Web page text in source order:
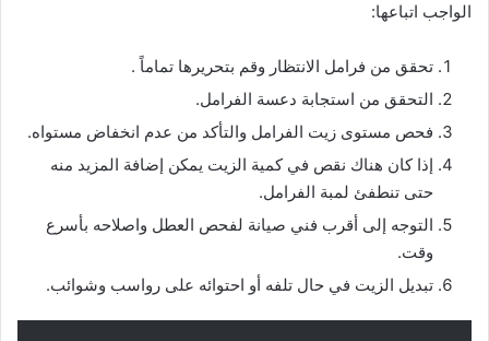
الواجب اتباعها:
تحقق من فرامل الانتظار وقم بتحريرها تماماً .
التحقق من استجابة دعسة الفرامل.
فحص مستوى زيت الفرامل والتأكد من عدم انخفاض مستواه.
إذا كان هناك نقص في كمية الزيت يمكن إضافة المزيد منه
حتى تنطفئ لمبة الفرامل.
التوجه إلى أقرب فني صيانة لفحص العطل واصلاحه بأسرع
وقت.
تبديل الزيت في حال تلفه أو احتوائه على رواسب وشوائب.